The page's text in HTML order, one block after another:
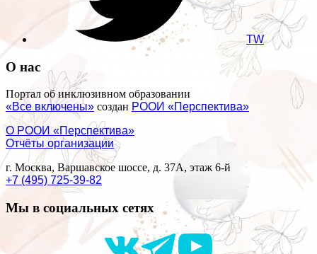
TW
О нас
Портал об инклюзивном образовании
«Все включены» создан РООИ «Перспектива»
О РООИ «Перспектива»
Отчёты организации
г. Москва, Варшавское шоссе, д. 37А, этаж 6-й
+7 (495) 725-39-82
Мы в социальных сетях